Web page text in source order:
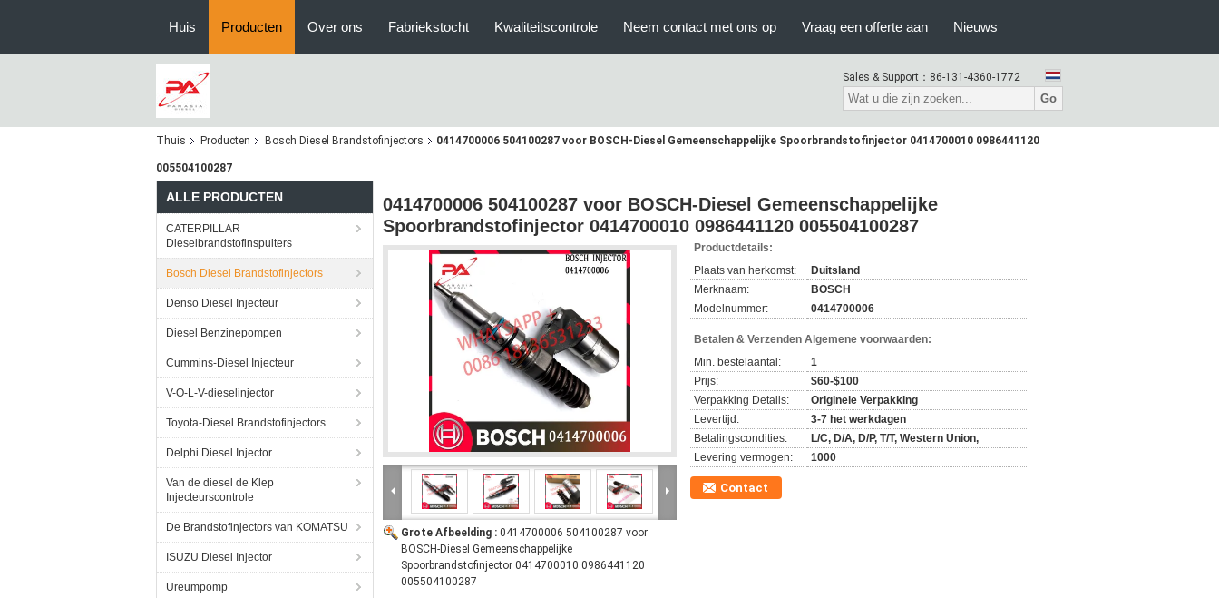
Huis Producten Over ons Fabriekstocht Kwaliteitscontrole Neem contact met ons op Vraag een offerte aan Nieuws
Sales & Support： 86-131-4360-1772
Go
Thuis Producten Bosch Diesel Brandstofinjectors 0414700006 504100287 voor BOSCH-Diesel Gemeenschappelijke Spoorbrandstofinjector 0414700010 0986441120
005504100287
ALLE PRODUCTEN
CATERPILLAR
Dieselbrandstofinspuiters
Bosch Diesel Brandstofinjectors
Denso Diesel Injecteur
Diesel Benzinepompen
Cummins-Diesel Injecteur
V-O-L-V-dieselinjector
Toyota-Diesel Brandstofinjectors
Delphi Diesel Injector
Van de diesel de Klep
Injecteurscontrole
De Brandstofinjectors van KOMATSU
ISUZU Diesel Injector
Ureumpomp
0414700006 504100287 voor BOSCH-Diesel Gemeenschappelijke
Spoorbrandstofinjector 0414700010 0986441120 005504100287
Grote Afbeelding : 0414700006 504100287 voor
BOSCH-Diesel Gemeenschappelijke
Spoorbrandstofinjector 0414700010 0986441120
005504100287
Productdetails:
Plaats van herkomst:
Duitsland
Merknaam:
BOSCH
Modelnummer:
0414700006
Betalen & Verzenden Algemene voorwaarden:
Min. bestelaantal:
1
Prijs:
$60-$100
Verpakking Details:
Originele Verpakking
Levertijd:
3-7 het werkdagen
Betalingscondities:
L/C, D/A, D/P, T/T, Western Union,
Levering vermogen:
1000
Contact